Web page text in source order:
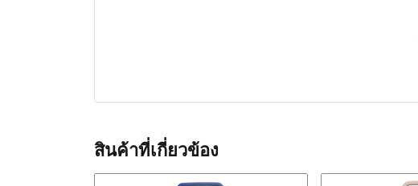
สินค้าที่เกี่ยวข้อง